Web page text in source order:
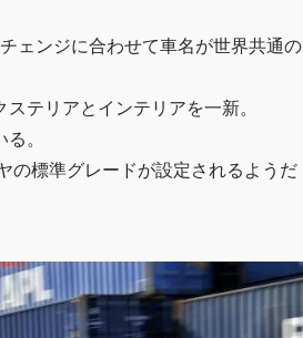
ェンジに合わせて車名が世界共通の
テリアとインテリアを一新。
。
の標準グレードが設定されるようだ